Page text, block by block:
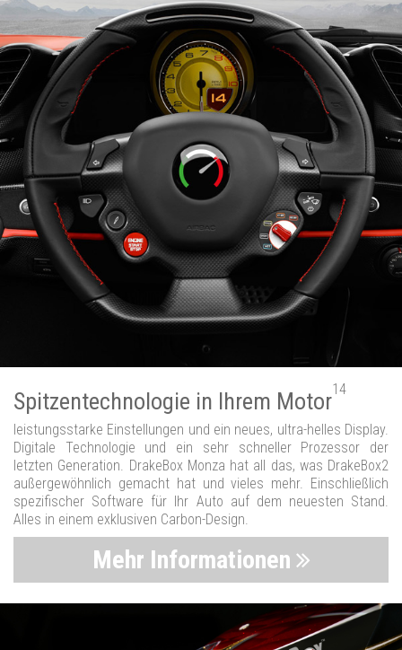
Spitzentechnologie in Ihrem Motor14
leistungsstarke Einstellungen und ein neues, ultra-helles Display.
Digitale Technologie und ein sehr schneller Prozessor der
letzten Generation. DrakeBox Monza hat all das, was DrakeBox2
außergewöhnlich gemacht hat und vieles mehr. Einschließlich
spezifischer Software für Ihr Auto auf dem neuesten Stand.
Alles in einem exklusiven Carbon-Design.
Mehr Informationen